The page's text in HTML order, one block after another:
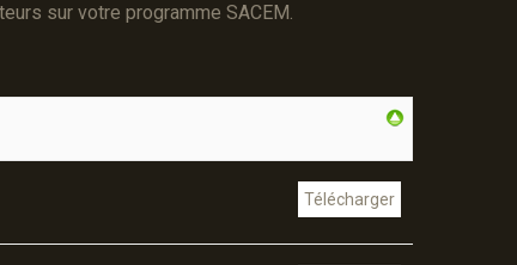
sur votre programme SACEM.